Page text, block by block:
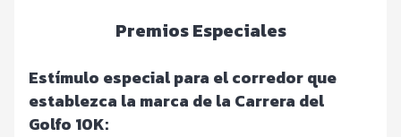
Premios Especiales
Estímulo especial para el corredor que
establezca la marca de la Carrera del
Golfo 10K: